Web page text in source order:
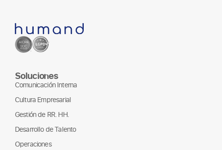
Soluciones
Comunicación Interna
Cultura Empresarial
Gestión de RR. HH.
Desarrollo de Talento
Operaciones